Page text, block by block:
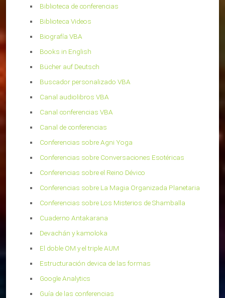
Biblioteca de conferencias
Biblioteca Videos
Biografía VBA
Books in English
Bücher auf Deutsch
Buscador personalizado VBA
Canal audiolibros VBA
Canal conferencias VBA
Canal de conferencias
Conferencias sobre Agni Yoga
Conferencias sobre Conversaciones Esotéricas
Conferencias sobre el Reino Dévico
Conferencias sobre La Magia Organizada Planetaria
Conferencias sobre Los Misterios de Shamballa
Cuaderno Antakarana
Devachán y kamoloka
El doble OM y el triple AUM
Estructuración devica de las formas
Google Analytics
Guía de las conferencias